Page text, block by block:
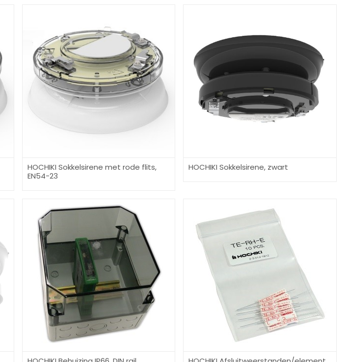
HOCHIKI Sokkelsirene met rode flits,
EN54-23
HOCHIKI Sokkelsirene, zwart